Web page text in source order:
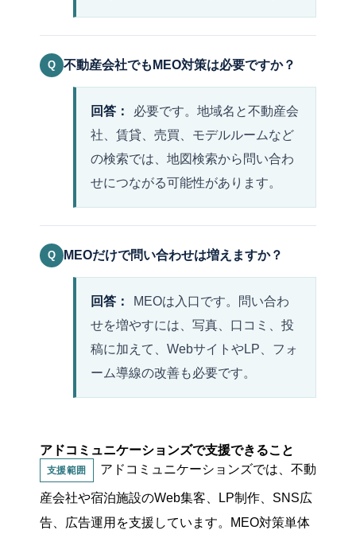
Q 不動産会社でもMEO対策は必要ですか？
回答：
必要です。地域名と不動産会
社、賃貸、売買、モデルルームなど
の検索では、地図検索から問い合わ
せにつながる可能性があります。
Q MEOだけで問い合わせは増えますか？
回答：
MEOは入口です。問い合わ
せを増やすには、写真、口コミ、投
稿に加えて、WebサイトやLP、フォ
ーム導線の改善も必要です。
アドコミュニケーションズで支援できること
支援範囲 アドコミュニケーションズでは、不動
産会社や宿泊施設のWeb集客、LP制作、SNS広
告、広告運用を支援しています。MEO対策単体